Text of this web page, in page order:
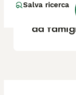
Salva ricerca
Il
da